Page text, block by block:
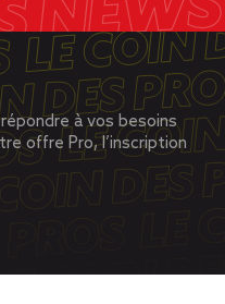
à vos besoins
offre Pro, l’inscription